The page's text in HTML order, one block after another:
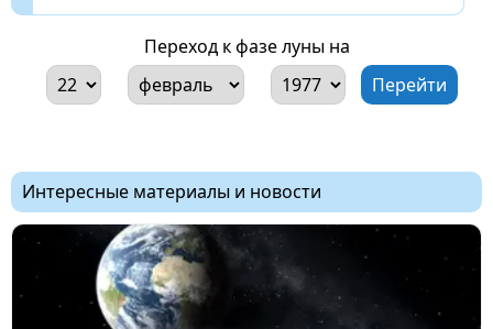
Переход к фазе луны на
Интересные материалы и новости